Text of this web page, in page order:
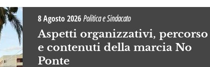
8 Agosto 2026Politica e Sindacato
Aspetti organizzativi, percorso
e contenuti della marcia No
Ponte